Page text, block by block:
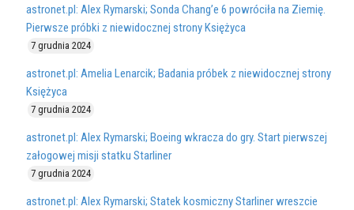
astronet.pl: Alex Rymarski; Sonda Chang’e 6 powróciła na Ziemię.
Pierwsze próbki z niewidocznej strony Księżyca
7 grudnia 2024
astronet.pl: Amelia Lenarcik; Badania próbek z niewidocznej strony
Księżyca
7 grudnia 2024
astronet.pl: Alex Rymarski; Boeing wkracza do gry. Start pierwszej
załogowej misji statku Starliner
7 grudnia 2024
astronet.pl: Alex Rymarski; Statek kosmiczny Starliner wreszcie